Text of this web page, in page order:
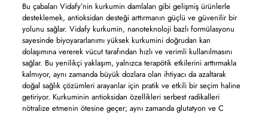
Bu çabaları Vidafy’nin kurkumin damlaları gibi gelişmiş ürünlerle
desteklemek, antioksidan desteği arttırmanın güçlü ve güvenilir bir
yolunu sağlar. Vidafy kurkumin, nanoteknoloji bazlı formülasyonu
sayesinde biyoyararlanımı yüksek kurkumini doğrudan kan
dolaşımına vererek vücut tarafından hızlı ve verimli kullanılmasını
sağlar. Bu yenilikçi yaklaşım, yalnızca terapötik etkilerini arttırmakla
kalmıyor, aynı zamanda büyük dozlara olan ihtiyacı da azaltarak
doğal sağlık çözümleri arayanlar için pratik ve etkili bir seçim haline
getiriyor. Kurkuminin antioksidan özellikleri serbest radikalleri
nötralize etmenin ötesine geçer; aynı zamanda glutatyon ve C